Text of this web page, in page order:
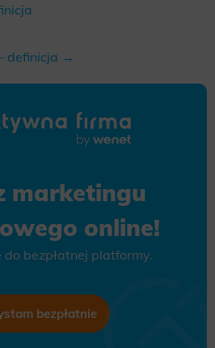
definicja →
marketingu
online!
do bezpłatnej platformy.
bezpłatnie